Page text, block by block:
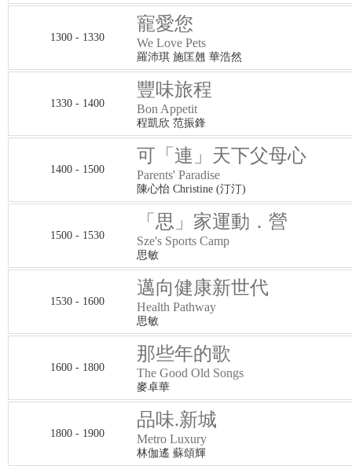
1300 - 1330
寵愛您
We Love Pets
羅沛琪 施匡翹 華浩然
1330 - 1400
豐味旅程
Bon Appetit
程凱欣 范振鋒
1400 - 1500
可「連」天下父母心
Parents' Paradise
陳心怡 Christine (汀汀)
1500 - 1530
「思」家運動．營
Sze's Sports Camp
思敏
1530 - 1600
邁向健康新世代
Health Pathway
思敏
1600 - 1800
那些年的歌
The Good Old Songs
麥卓華
1800 - 1900
品味.新城
Metro Luxury
林伽遙 蘇頌輝